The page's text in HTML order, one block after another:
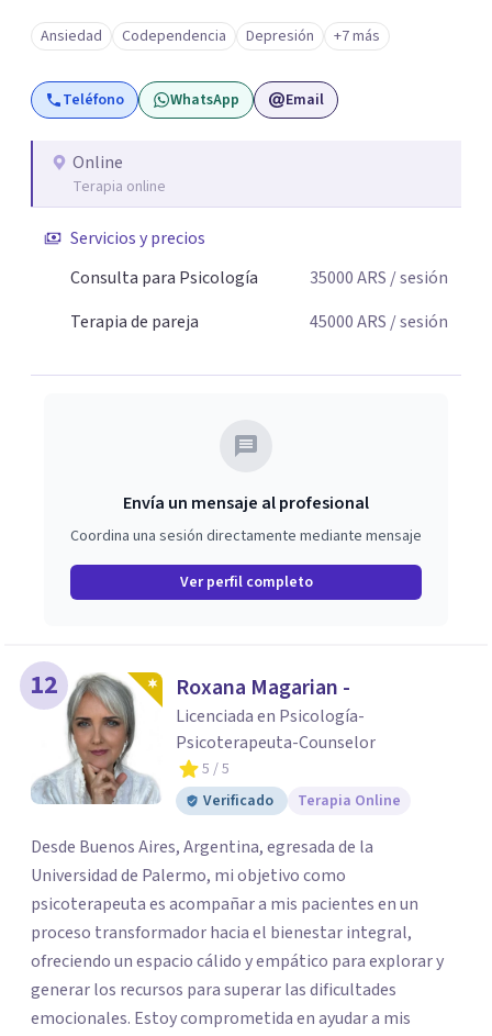
ambos vamos ejercer un papel activo en la orientación de
la terapia. Para ello utilizo recursos técnicos amplios y
flexibles, adaptados al momento y problemática de cada
persona.
Ansiedad Codependencia Depresión +7 más
Teléfono WhatsApp Email
Online
Terapia online
Servicios y precios
Consulta para Psicología
35000ARS / sesión
Terapia de pareja
45000ARS / sesión
Envía un mensaje al profesional
Coordina una sesión directamente mediante mensaje
Ver perfil completo
12 Roxana Magarian -
Licenciada en Psicología-
Psicoterapeuta-Counselor
5 / 5
Verificado
Terapia Online
Desde Buenos Aires, Argentina, egresada de la
Universidad de Palermo, mi objetivo como
psicoterapeuta es acompañar a mis pacientes en un
proceso transformador hacia el bienestar integral,
ofreciendo un espacio cálido y empático para explorar y
generar los recursos para superar las dificultades
emocionales. Estoy comprometida en ayudar a mis